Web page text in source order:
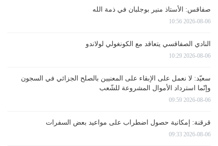
صفاقس: الأستاذ منير بوجلبان في ذمة الله
2026-08-06 10:56
النادي الصفاقسي يتعاقد مع الكونغولي لولاندو
2026-08-06 10:29
سعيّد: لا نعمل على الإبقاء على المعنيين بالصلح الجزائي في السجون
وإنّما استرداد الأموال المشروعة للشّعب
2026-08-06 09:59
قرقنة: إمكانية حصول اضطراب على مواعيد بعض السفرات
2026-08-06 09:33